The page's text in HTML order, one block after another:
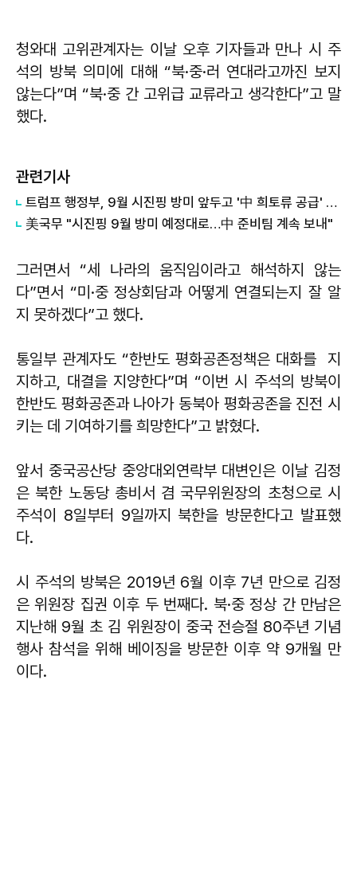
청와대 고위관계자는 이날 오후 기자들과 만나 시 주
석의 방북 의미에 대해 “북·중·러 연대라고까진 보지
않는다”며 “북·중 간 고위급 교류라고 생각한다”고 말
했다.
관련기사
트럼프 행정부, 9월 시진핑 방미 앞두고 '中 희토류 공급' 압박
美국무 "시진핑 9월 방미 예정대로…中 준비팀 계속 보내"
그러면서 “세 나라의 움직임이라고 해석하지 않는
다”면서 “미·중 정상회담과 어떻게 연결되는지 잘 알
지 못하겠다”고 했다.
통일부 관계자도 “한반도 평화공존정책은 대화를 지
지하고, 대결을 지양한다”며 “이번 시 주석의 방북이
한반도 평화공존과 나아가 동북아 평화공존을 진전 시
키는 데 기여하기를 희망한다”고 밝혔다.
앞서 중국공산당 중앙대외연락부 대변인은 이날 김정
은 북한 노동당 총비서 겸 국무위원장의 초청으로 시
주석이 8일부터 9일까지 북한을 방문한다고 발표했
다.
시 주석의 방북은 2019년 6월 이후 7년 만으로 김정
은 위원장 집권 이후 두 번째다. 북·중 정상 간 만남은
지난해 9월 초 김 위원장이 중국 전승절 80주년 기념
행사 참석을 위해 베이징을 방문한 이후 약 9개월 만
이다.